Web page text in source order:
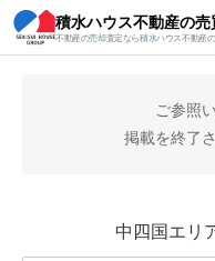
積水ハウス不動産の売
不動産の売却査定なら積水ハウス不動産
積水ハウス不動産の売買 中四
ご参照
掲載を終了
中四国エリ